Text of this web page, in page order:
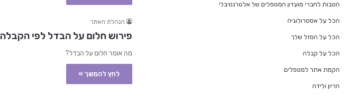
הנהלת האתר
פירוש חלום על הבדל לפי הקבלה
מה אומר חלום על הבדל?
לחץ להמשך »
הטבות לחברי מועדון המטפלים של אלטרנטיבלי
הכל על אסטרולוגיה
הכל על המזל שלך
הכל על קבלה
הקמת אתר למטפלים
הריון ולידה